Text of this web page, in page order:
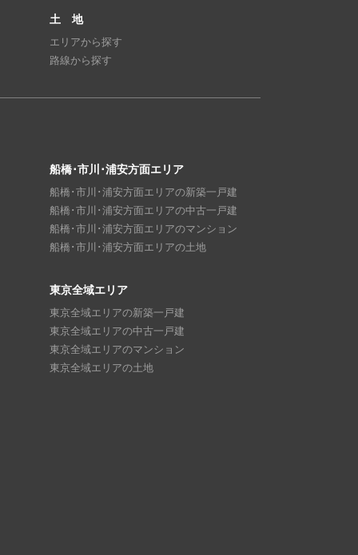
土 地
エリアから探す
路線から探す
船橋･市川･浦安方面エリア
船橋･市川･浦安方面エリアの新築一戸建
船橋･市川･浦安方面エリアの中古一戸建
船橋･市川･浦安方面エリアのマンション
船橋･市川･浦安方面エリアの土地
東京全域エリア
東京全域エリアの新築一戸建
東京全域エリアの中古一戸建
東京全域エリアのマンション
東京全域エリアの土地